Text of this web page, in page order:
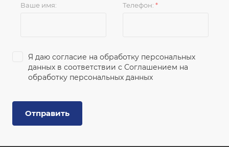
Ваше имя: Телефон: *
Я даю согласие на обработку персональных
данных в соответствии с Соглашением на
обработку персональных данных
Отправить